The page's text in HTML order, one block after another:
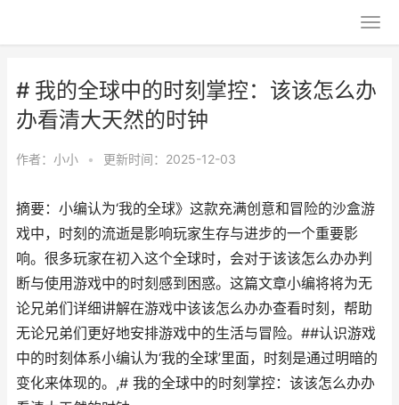
# 我的全球中的时刻掌控：该该怎么办
办看清大天然的时钟
作者： 小小 • 更新时间：2025-12-03
摘要：小编认为‘我的全球》这款充满创意和冒险的沙盒游
戏中，时刻的流逝是影响玩家生存与进步的一个重要影
响。很多玩家在初入这个全球时，会对于该该怎么办办判
断与使用游戏中的时刻感到困惑。这篇文章小编将将为无
论兄弟们详细讲解在游戏中该该怎么办办查看时刻，帮助
无论兄弟们更好地安排游戏中的生活与冒险。##认识游戏
中的时刻体系小编认为‘我的全球’里面，时刻是通过明暗的
变化来体现的。,# 我的全球中的时刻掌控：该该怎么办办